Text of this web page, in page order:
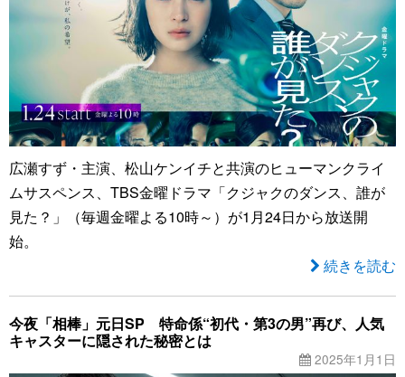
広瀬すず・主演、松山ケンイチと共演のヒューマンクライ
ムサスペンス、TBS金曜ドラマ「クジャクのダンス、誰が
見た？」（毎週金曜よる10時～）が1月24日から放送開
始。
続きを読む
今夜「相棒」元日SP 特命係“初代・第3の男”再び、人気
キャスターに隠された秘密とは
2025年1月1日